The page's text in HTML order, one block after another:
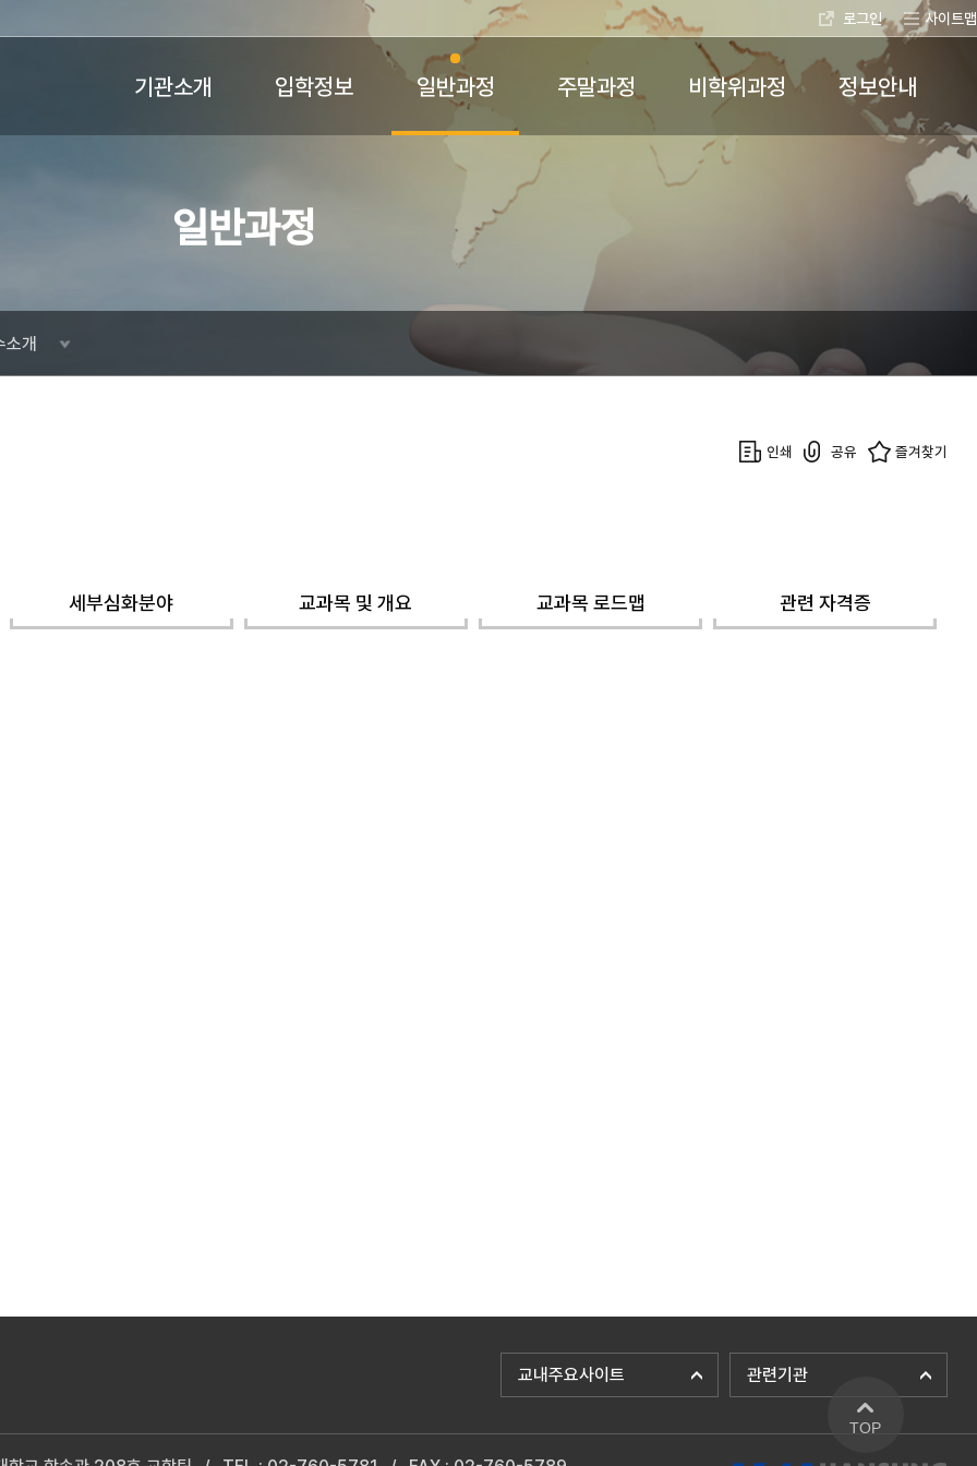
로그인 사이트맵
기관소개 입학정보 일반과정 주말과정 비학위과정 정보안내
일반과정
소개
인쇄 공유 즐겨찾기
세부심화분야 교과목 및 개요 교과목 로드맵 관련 자격증
교내주요사이트 관련기관
TOP